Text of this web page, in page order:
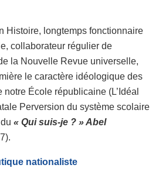
Histoire, longtemps fonctionnaire
collaborateur régulier de
la Nouvelle Revue universelle,
le caractère idéologique des
École républicaine (L’Idéal
Perversion du système scolaire
« Qui suis-je ? » Abel
nationaliste